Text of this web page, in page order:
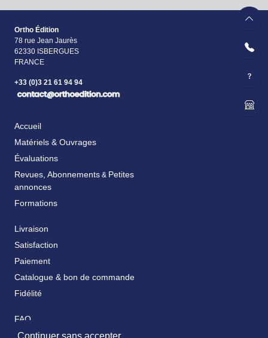
Ortho Édition
78 rue Jean Jaurès
62330 ISBERGUES
FRANCE
+33 (0)3 21 61 94 94
Accueil
Matériels & Ouvrages
Évaluations
Revues, Abonnements & Petites
annonces
Formations
Livraison
Satisfaction
Paiement
Catalogue & bon de commande
Fidélité
FAQ
Nos partenaires
Continuer sans accepter